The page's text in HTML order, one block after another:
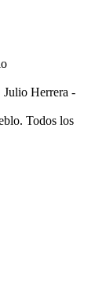
Julio Herrera -
Todos los